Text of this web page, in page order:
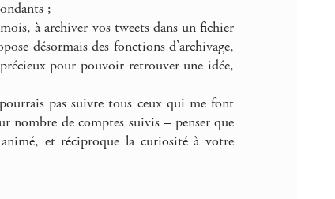
;
à archiver vos tweets dans un fichier
désormais des fonctions d’archivage,
pour pouvoir retrouver une idée,
pas suivre tous ceux qui me font
nombre de comptes suivis – penser que
et réciproque la curiosité à votre